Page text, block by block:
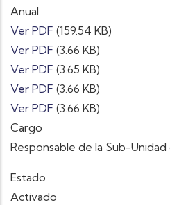
Anual
Ver PDF (159.54 KB)
Ver PDF (3.66 KB)
Ver PDF (3.65 KB)
Ver PDF (3.66 KB)
Ver PDF (3.66 KB)
Cargo
Responsable de la Sub-
Estado
Activado